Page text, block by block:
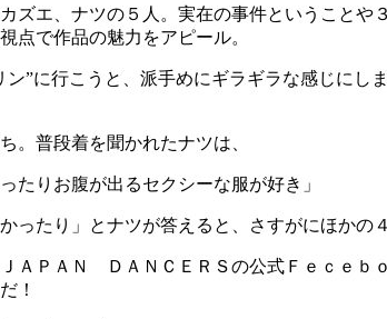
ズエ、ナツの５人。実在の事件ということ
点で作品の魅力をアピール。
”に行こうと、派手めにギラギラな感じに
。普段着を聞かれたナツは、
たりお腹が出るセクシーな服が好き」
ったり」とナツが答えると、さすがにほか
ＡＰＡＮ ＤＡＮＣＥＲＳの公式Ｆｅｃｅｂ
！